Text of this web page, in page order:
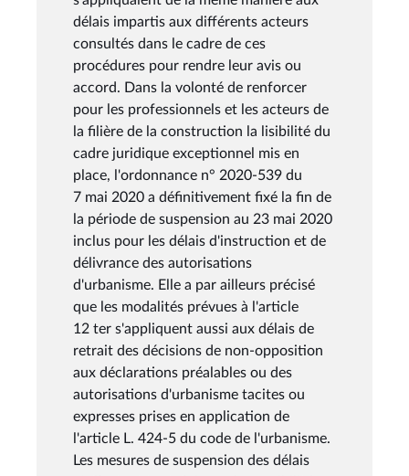
délais impartis aux différents acteurs
consultés dans le cadre de ces
procédures pour rendre leur avis ou
accord. Dans la volonté de renforcer
pour les professionnels et les acteurs de
la filière de la construction la lisibilité du
cadre juridique exceptionnel mis en
place, l'ordonnance n° 2020-539 du
7 mai 2020 a définitivement fixé la fin de
la période de suspension au 23 mai 2020
inclus pour les délais d'instruction et de
délivrance des autorisations
d'urbanisme. Elle a par ailleurs précisé
que les modalités prévues à l'article
12 ter s'appliquent aussi aux délais de
retrait des décisions de non-opposition
aux déclarations préalables ou des
autorisations d'urbanisme tacites ou
expresses prises en application de
l'article L. 424-5 du code de l'urbanisme.
Les mesures de suspension des délais